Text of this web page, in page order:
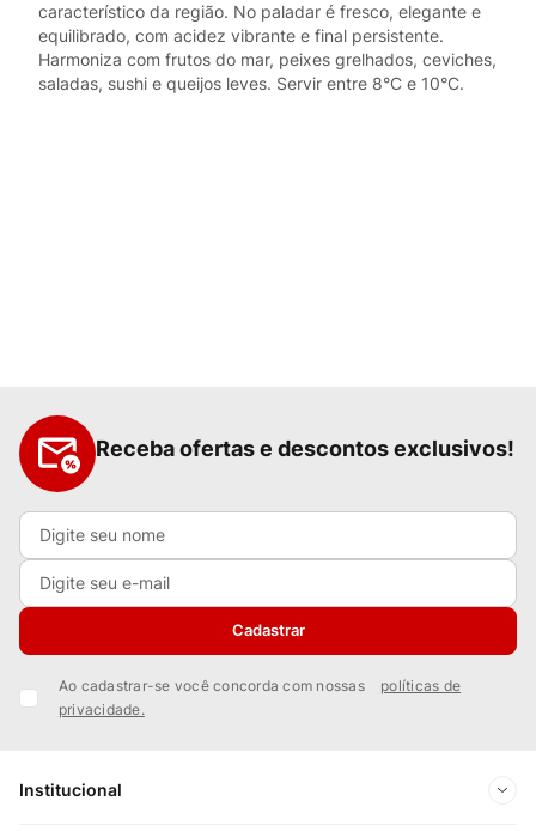
característico da região. No paladar é fresco, elegante e
equilibrado, com acidez vibrante e final persistente.
Harmoniza com frutos do mar, peixes grelhados, ceviches,
saladas, sushi e queijos leves. Servir entre 8°C e 10°C.
Receba ofertas e descontos exclusivos!
Cadastrar
Ao cadastrar-se você concorda com nossas
políticas de
privacidade.
Institucional